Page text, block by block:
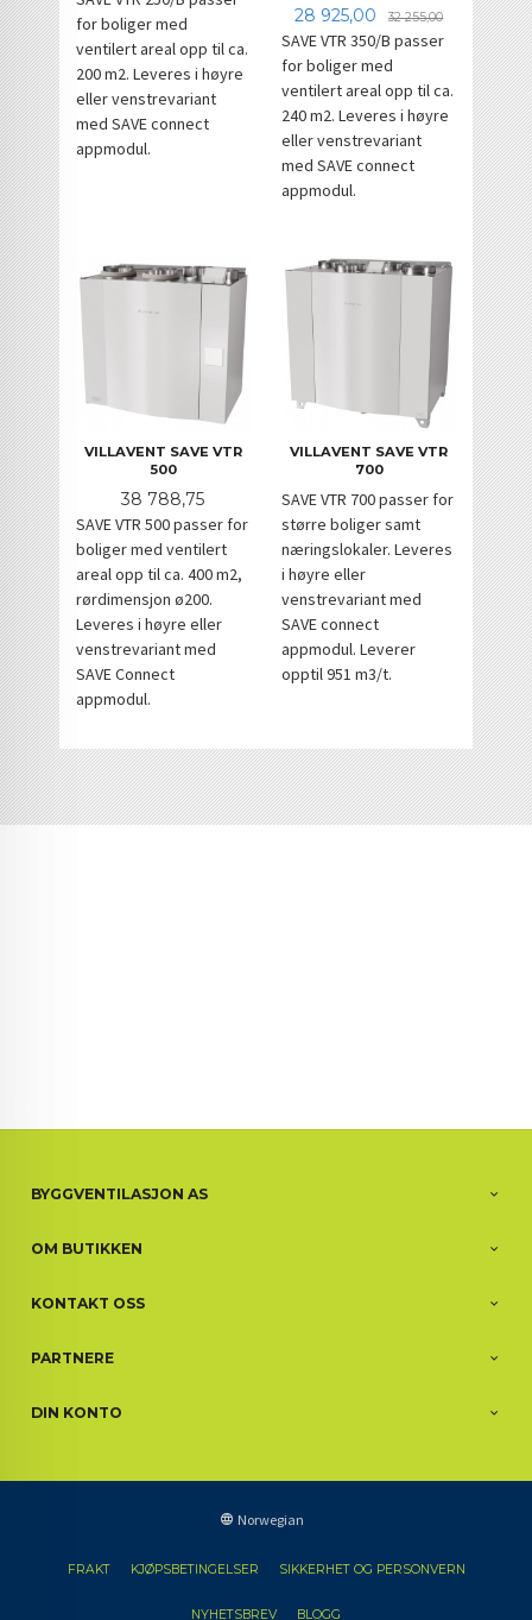
for boliger med
ventilert areal opp til ca.
200 m2. Leveres i høyre
eller venstrevariant
med SAVE connect
appmodul.
Tilbud
28 925,00 32 255,00Rabatt
SAVE VTR 350/B passer
for boliger med
ventilert areal opp til ca.
240 m2. Leveres i høyre
eller venstrevariant
med SAVE connect
appmodul.
VILLAVENT SAVE VTR
500
Pris
38 788,75
SAVE VTR 500 passer for
boliger med ventilert
areal opp til ca. 400 m2,
rørdimensjon ø200.
Leveres i høyre eller
venstrevariant med
SAVE Connect
appmodul.
VILLAVENT SAVE VTR
700
SAVE VTR 700 passer for
større boliger samt
næringslokaler. Leveres
i høyre eller
venstrevariant med
SAVE connect
appmodul. Leverer
opptil 951 m3/t.
BYGGVENTILASJON AS
OM BUTIKKEN
KONTAKT OSS
PARTNERE
DIN KONTO
Norwegian
FRAKT KJØPSBETINGELSER SIKKERHET OG PERSONVERN
NYHETSBREV BLOGG